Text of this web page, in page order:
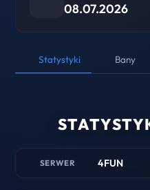
08.07.2026
Statystyki Bany
SERWER 4FUN